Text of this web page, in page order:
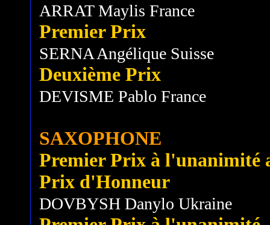
ARRAT Maylis France
Premier Prix
SERNA Angélique Suisse
Deuxième Prix
DEVISME Pablo France
SAXOPHONE
Premier Prix à l'unanimité
Prix d'Honneur
DOVBYSH Danylo Ukraine